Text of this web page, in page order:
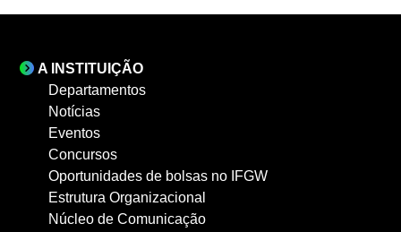
A INSTITUIÇÃO
Departamentos
Notícias
Eventos
Concursos
Oportunidades de bolsas no IFGW
Estrutura Organizacional
Núcleo de Comunicação